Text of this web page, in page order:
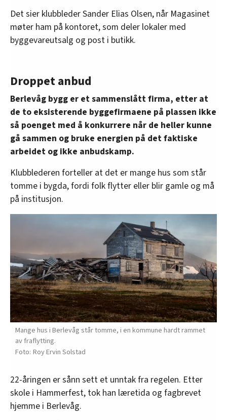
Det sier klubbleder Sander Elias Olsen, når Magasinet
møter ham på kontoret, som deler lokaler med
byggevareutsalg og post i butikk.
Droppet anbud
Berlevåg bygg er et sammenslått firma, etter at
de to eksisterende byggefirmaene på plassen ikke
så poenget med å konkurrere når de heller kunne
gå sammen og bruke energien på det faktiske
arbeidet og ikke anbudskamp.
Klubblederen forteller at det er mange hus som står
tomme i bygda, fordi folk flytter eller blir gamle og må
på institusjon.
Mange hus i Berlevåg står tomme, i en kommune hardt rammet
av fraflytting.
Roy Ervin Solstad
22-åringen er sånn sett et unntak fra regelen. Etter
skole i Hammerfest, tok han læretida og fagbrevet
hjemme i Berlevåg.